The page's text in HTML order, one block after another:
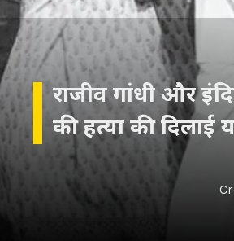
राजीव गांधी और
की हत्या की दिलाई